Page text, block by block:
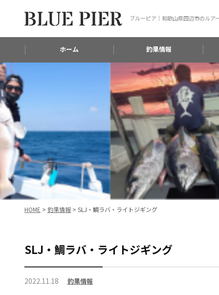
ブルーピア｜和歌山県田辺市のルア
ホーム 釣果情報
HOME > 釣果情報 > SLJ・鯛ラバ・ライトジギング
SLJ・鯛ラバ・ライトジギング
2022.11.18 釣果情報